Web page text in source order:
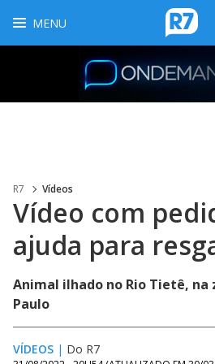
MENU
R7 Vídeos
Vídeo com
ajuda para
Animal ilhado no Rio Tietê, na
Paulo
VÍDEOS | Do R7